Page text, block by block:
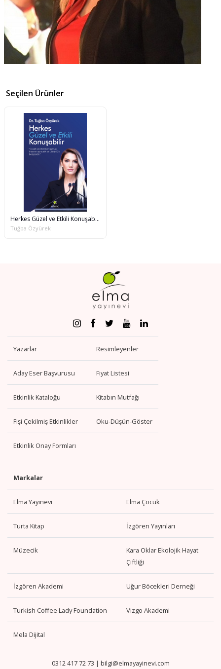
Seçilen Ürünler
Herkes Güzel ve Etkili Konuşabilir
Tuğba Özyürek
Yazarlar Resimleyenler
Aday Eser Başvurusu Fiyat Listesi
Etkinlik Kataloğu Kitabın Mutfağı
Fişi Çekilmiş Etkinlikler Oku-Düşün-Göster
Etkinlik Onay Formları
Markalar
Elma Yayınevi Elma Çocuk
Turta Kitap İzgören Yayınları
Müzecik
Kara Oklar Ekolojik Hayat
Çiftliği
İzgören Akademi Uğur Böcekleri Derneği
Turkish Coffee Lady Foundation Vizgo Akademi
Mela Dijital
0312 417 72 73 | bilgi@elmayayinevi.com